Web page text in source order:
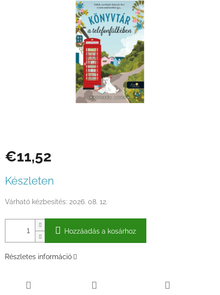
€11,52
Készleten
Várható kézbesítés: 2026. 08. 12.
Hozzáadás a kosárhoz
Részletes információ